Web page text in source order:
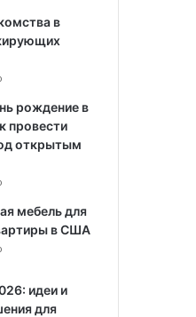
в
рождение в
провести
открытым
мебель для
в США
идеи и
для